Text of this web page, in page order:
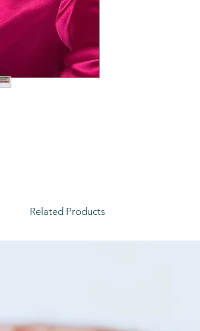
Related Products